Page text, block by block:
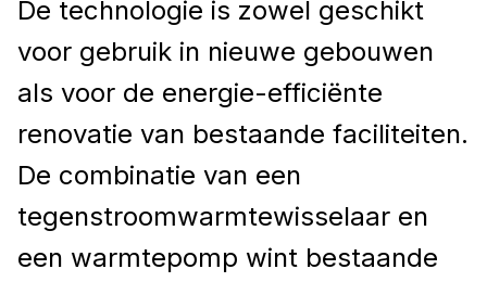
De technologie is zowel geschikt
voor gebruik in nieuwe gebouwen
als voor de energie-efficiënte
renovatie van bestaande faciliteiten.
De combinatie van een
tegenstroomwarmtewisselaar en
een warmtepomp wint bestaande